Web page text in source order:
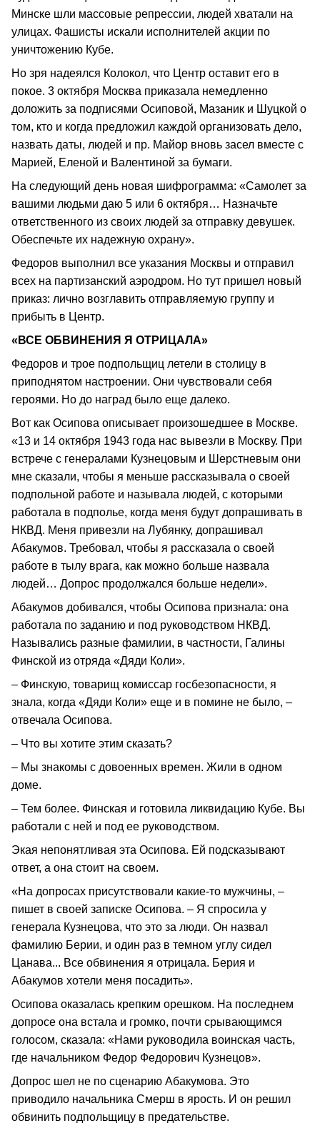
Минске шли массовые репрессии, людей хватали на
улицах. Фашисты искали исполнителей акции по
уничтожению Кубе.
Но зря надеялся Колокол, что Центр оставит его в
покое. 3 октября Москва приказала немедленно
доложить за подписями Осиповой, Мазаник и Шуцкой о
том, кто и когда предложил каждой организовать дело,
назвать даты, людей и пр. Майор вновь засел вместе с
Марией, Еленой и Валентиной за бумаги.
На следующий день новая шифрограмма: «Самолет за
вашими людьми даю 5 или 6 октября… Назначьте
ответственного из своих людей за отправку девушек.
Обеспечьте их надежную охрану».
Федоров выполнил все указания Москвы и отправил
всех на партизанский аэродром. Но тут пришел новый
приказ: лично возглавить отправляемую группу и
прибыть в Центр.
«ВСЕ ОБВИНЕНИЯ Я ОТРИЦАЛА»
Федоров и трое подпольщиц летели в столицу в
приподнятом настроении. Они чувствовали себя
героями. Но до наград было еще далеко.
Вот как Осипова описывает произошедшее в Москве.
«13 и 14 октября 1943 года нас вывезли в Москву. При
встрече с генералами Кузнецовым и Шерстневым они
мне сказали, чтобы я меньше рассказывала о своей
подпольной работе и называла людей, с которыми
работала в подполье, когда меня будут допрашивать в
НКВД. Меня привезли на Лубянку, допрашивал
Абакумов. Требовал, чтобы я рассказала о своей
работе в тылу врага, как можно больше назвала
людей… Допрос продолжался больше недели».
Абакумов добивался, чтобы Осипова признала: она
работала по заданию и под руководством НКВД.
Назывались разные фамилии, в частности, Галины
Финской из отряда «Дяди Коли».
– Финскую, товарищ комиссар госбезопасности, я
знала, когда «Дяди Коли» еще и в помине не было, –
отвечала Осипова.
– Что вы хотите этим сказать?
– Мы знакомы с довоенных времен. Жили в одном
доме.
– Тем более. Финская и готовила ликвидацию Кубе. Вы
работали с ней и под ее руководством.
Экая непонятливая эта Осипова. Ей подсказывают
ответ, а она стоит на своем.
«На допросах присутствовали какие-то мужчины, –
пишет в своей записке Осипова. – Я спросила у
генерала Кузнецова, что это за люди. Он назвал
фамилию Берии, и один раз в темном углу сидел
Цанава... Все обвинения я отрицала. Берия и
Абакумов хотели меня посадить».
Осипова оказалась крепким орешком. На последнем
допросе она встала и громко, почти срывающимся
голосом, сказала: «Нами руководила воинская часть,
где начальником Федор Федорович Кузнецов».
Допрос шел не по сценарию Абакумова. Это
приводило начальника Смерш в ярость. И он решил
обвинить подпольщицу в предательстве.